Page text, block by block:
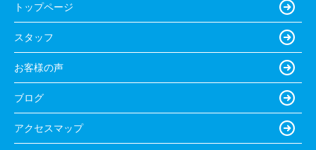
トップページ
スタッフ
お客様の声
ブログ
アクセスマップ